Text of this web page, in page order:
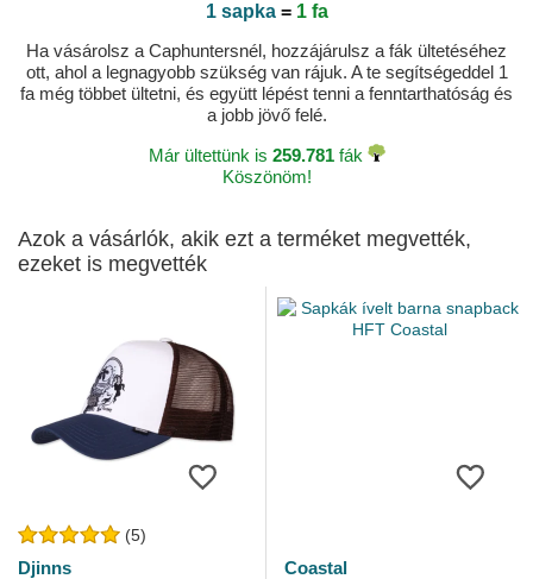
Bought this as a gift for my boyfriend. Caphunters are
and delivery was great. Boyfriend was delights when I gave him
the box to open. Also impressed with the dust bag as a little
bonus.
Közzétéve: 2023-05-28 által Justine
1 sapka= 1 fa
Ha vásárolsz a Caphuntersnél, hozzájárulsz a fák ültetéséhez
ott, ahol a legnagyobb szükség van rájuk. A te segítségeddel 1
fa még többet ültetni, és együtt lépést tenni a fenntarthatóság és
a jobb jövő felé.
Már ültettünk is 259.781fák
Köszönöm!
Azok a vásárlók, akik ezt a terméket megvették,
ezeket is megvették
(5)
Djinns
Coastal